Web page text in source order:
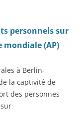
personnels sur
mondiale (AP)
à Berlin-
la captivité de
des personnes